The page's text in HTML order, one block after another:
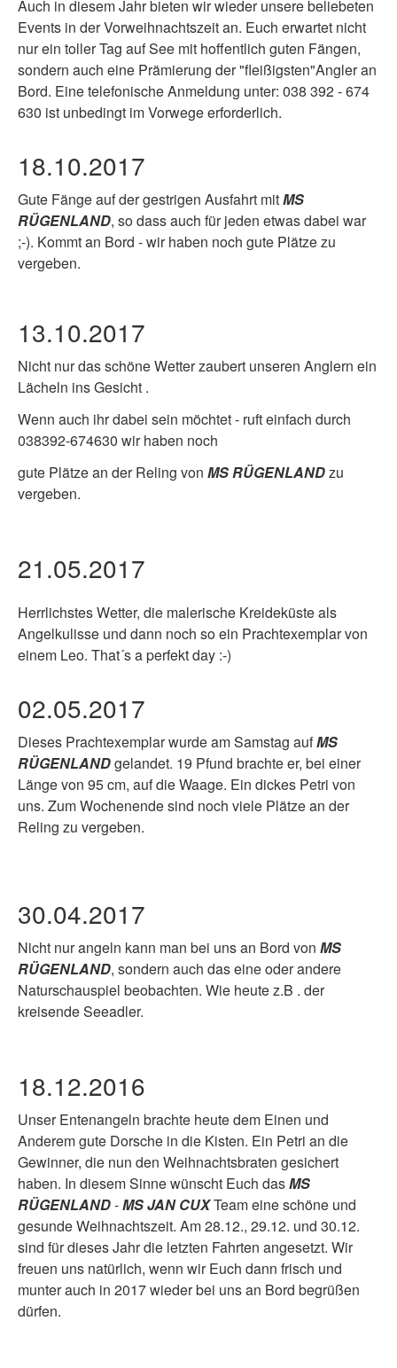
Events in der Vorweihnachtszeit an. Euch erwartet nicht
nur ein toller Tag auf See mit hoffentlich guten Fängen,
sondern auch eine Prämierung der "fleißigsten"Angler an
Bord. Eine telefonische Anmeldung unter: 038 392 - 674
630 ist unbedingt im Vorwege erforderlich.
18.10.2017
Gute Fänge auf der gestrigen Ausfahrt mit MS
RÜGENLAND , so dass auch für jeden etwas dabei war
;-). Kommt an Bord - wir haben noch gute Plätze zu
vergeben.
13.10.2017
Nicht nur das schöne Wetter zaubert unseren Anglern ein
Lächeln ins Gesicht
Wenn auch ihr dabei sein möchtet - ruft einfach durch
038392-674630 wir haben noch
gute Plätze an der Reling von MS RÜGENLANDzu
vergeben.
21.05.2017
Herrlichstes Wetter, die malerische Kreideküste als
Angelkulisse und dann noch so ein Prachtexemplar von
einem Leo. That´s a perfekt day :-)
02.05.2017
Dieses Prachtexemplar wurde am Samstag aufMS
RÜGENLANDgelandet. 19 Pfund brachte er, bei einer
Länge von 95 cm, auf die Waage. Ein dickes Petri von
uns. Zum Wochenende sind noch viele Plätze an der
Reling zu vergeben.
30.04.2017
Nicht nur angeln kann man bei uns an Bord von MS
RÜGENLAND , sondern auch das eine oder andere
Naturschauspiel beobachten. Wie heute z.B . der
kreisende Seeadler.
18.12.2016
Unser Entenangeln brachte heute dem Einen und
Anderem gute Dorsche in die Kisten. Ein Petri an die
Gewinner, die nun den Weihnachtsbraten gesichert
haben. In diesem Sinne wünscht Euch das MS
RÜGENLAND
MS JAN CUXTeam eine schöne und
gesunde Weihnachtszeit. Am 28.12., 29.12. und 30.12.
sind für dieses Jahr die letzten Fahrten angesetzt. Wir
freuen uns natürlich, wenn wir Euch dann frisch und
munter auch in 2017 wieder bei uns an Bord begrüßen
dürfen.